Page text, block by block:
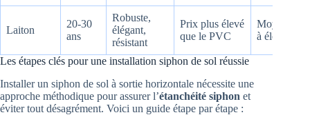
Laiton
20-30
ans
Robuste,
élégant,
résistant
Prix plus élevé
que le PVC
Moyen
à élevé
Les étapes clés pour une installation siphon de sol réussie
Installer un siphon de sol à sortie horizontale nécessite une
approche méthodique pour assurer l’étanchéité siphon et
éviter tout désagrément. Voici un guide étape par étape :